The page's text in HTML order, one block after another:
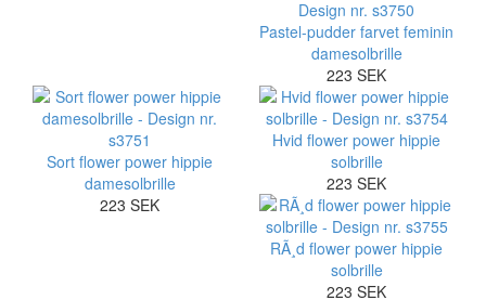
Pastel-pudder farvet feminin
damesolbrille
223 SEK
Sort flower power hippie
damesolbrille
223 SEK
Hvid flower power hippie
solbrille
223 SEK
RÃ¸d flower power hippie
solbrille
223 SEK